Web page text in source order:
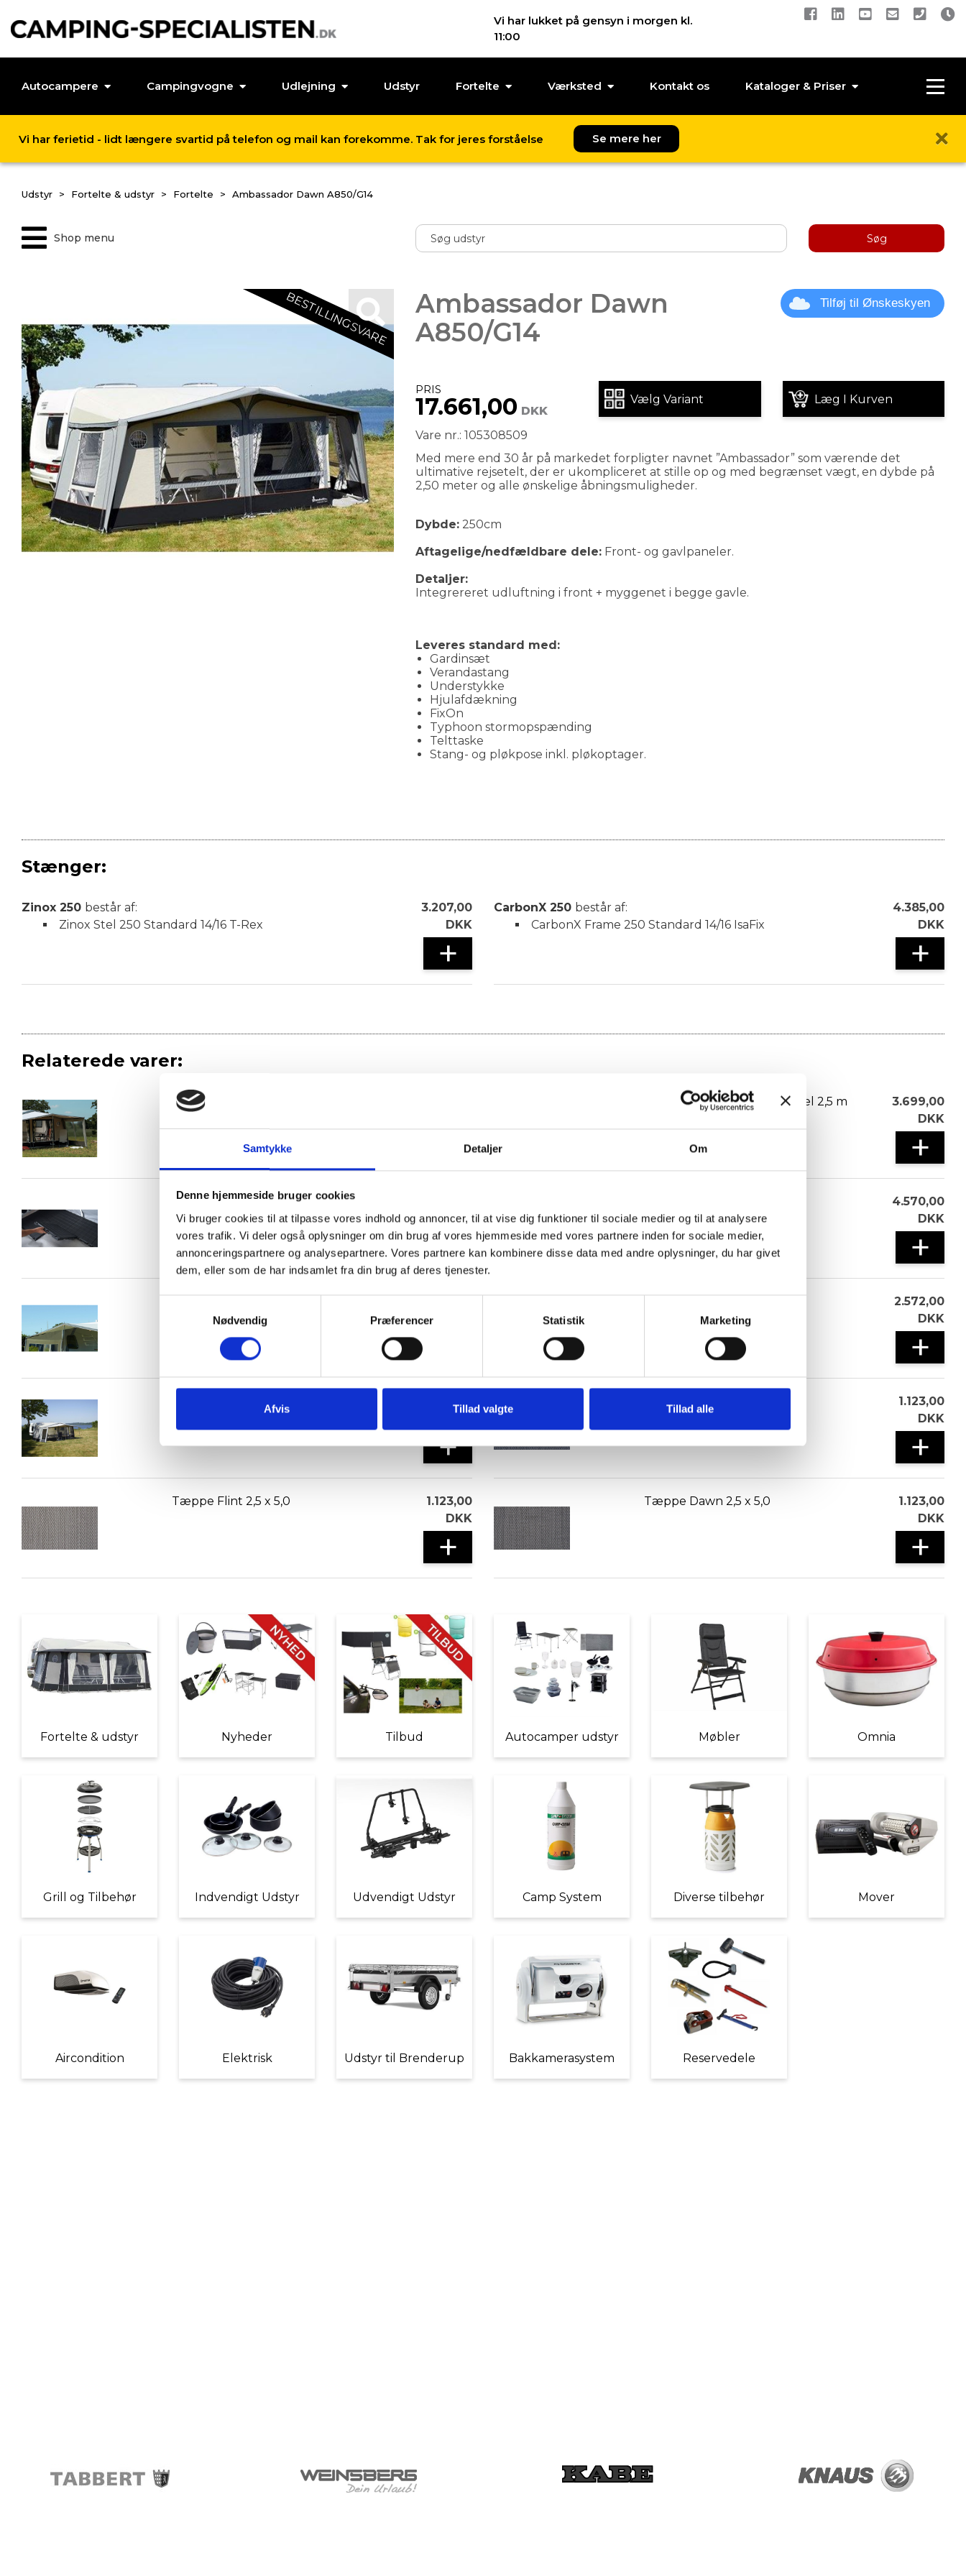
Samtykke Detaljer Om
Denne hjemmeside bruger cookies
Vi bruger cookies til at tilpasse vores indhold og annoncer, til at vise dig funktioner til sociale medier og til at analysere
vores trafik. Vi deler også oplysninger om din brug af vores hjemmeside med vores partnere inden for sociale medier,
annonceringspartnere og analysepartnere. Vores partnere kan kombinere disse data med andre oplysninger, du har givet
dem, eller som de har indsamlet fra din brug af deres tjenester.
Nødvendig
Præferencer Statistik Marketing
Afvis Tillad valgte Tillad alle
Vi har lukket på gensyn i morgen kl.
11:00
Autocampere Campingvogne Udlejning Udstyr Fortelte Værksted Kontakt os Kataloger & Priser
Vi har ferietid - lidt længere svartid på telefon og mail kan forekomme. Tak for jeres forståelse Se mere her
Udstyr Fortelte & udstyr Fortelte Ambassador Dawn A850/G14
Shop menu Søg
BESTILLINGSVARE
Ambassador Dawn
A850/G14
Tilføj til Ønskeskyen
PRIS
17.661,00 DKK
Vælg Variant Læg I Kurven
Vare nr.: 105308509
Med mere end 30 år på markedet forpligter navnet ”Ambassador” som værende det
ultimative rejsetelt, der er ukompliceret at stille op og med begrænset vægt, en dybde på
2,50 meter og alle ønskelige åbningsmuligheder.
Dybde:250cm
Aftagelige/nedfældbare dele:Front- og gavlpaneler.
Detaljer:
Integrereret udluftning i front + myggenet i begge gavle.
Leveres standard med:
Gardinsæt
Verandastang
Understykke
Hjulafdækning
FixOn
Typhoon stormopspænding
Telttaske
Stang- og pløkpose inkl. pløkoptager.
Stænger:
Zinox 250 består af:
Zinox Stel 250 Standard 14/16 T-Rex
3.207,00
DKK
+
CarbonX 250 består af:
CarbonX Frame 250 Standard 14/16 IsaFix
4.385,00
DKK
+
Relaterede varer:
Frontsolsejl Eclipse Læside Rumdeler med vinduespanel 2,5 m
3.699,00
DKK
+
Isabella Floor 50x50 cm
DKK
+
4.570,00
DKK
+
2.572,00
DKK
+
Frontsolsejl Mini Eclipse Side
1.426,00
+
Tæppe North 2,5 x 5,0
1.123,00
DKK
+
Tæppe Flint 2,5 x 5,0
1.123,00
DKK
+
Tæppe Dawn 2,5 x 5,0
1.123,00
DKK
+
Fortelte & udstyr Nyheder Tilbud Autocamper udstyr Møbler Omnia
Grill og Tilbehør Indvendigt Udstyr Udvendigt Udstyr Camp System Diverse tilbehør Mover
Aircondition Elektrisk Udstyr til Brenderup Bakkamerasystem Reservedele